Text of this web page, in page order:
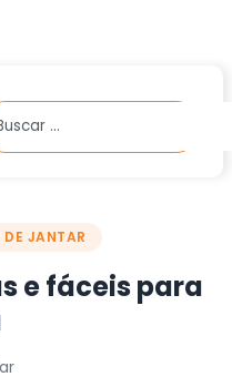
DE JANTAR
e fáceis para